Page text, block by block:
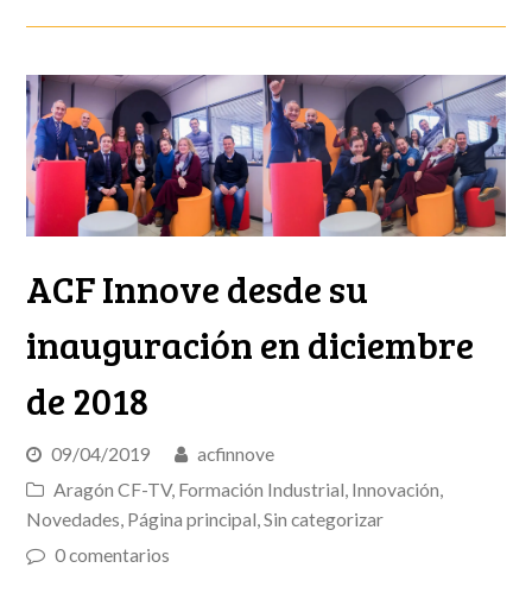
ACF Innove desde su
inauguración en diciembre
de 2018
09/04/2019
acfinnove
Aragón CF-TV, Formación Industrial, Innovación,
Novedades, Página principal,Sin categorizar
0 comentarios